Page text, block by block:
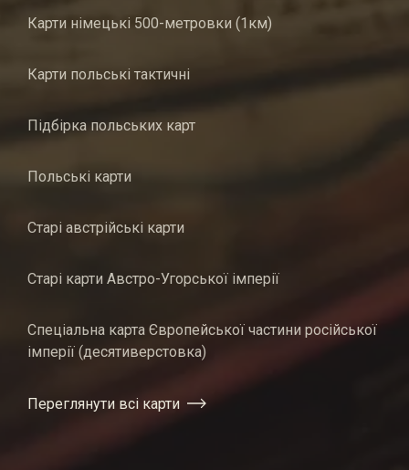
Карти німецькі 500-метровки (1км)
Карти польські тактичні
Підбірка польських карт
Польські карти
Старі австрійські карти
Старі карти Австро-Угорської імперії
Спеціальна карта Європейської частини російської
імперії (десятиверстовка)
Переглянути всі карти